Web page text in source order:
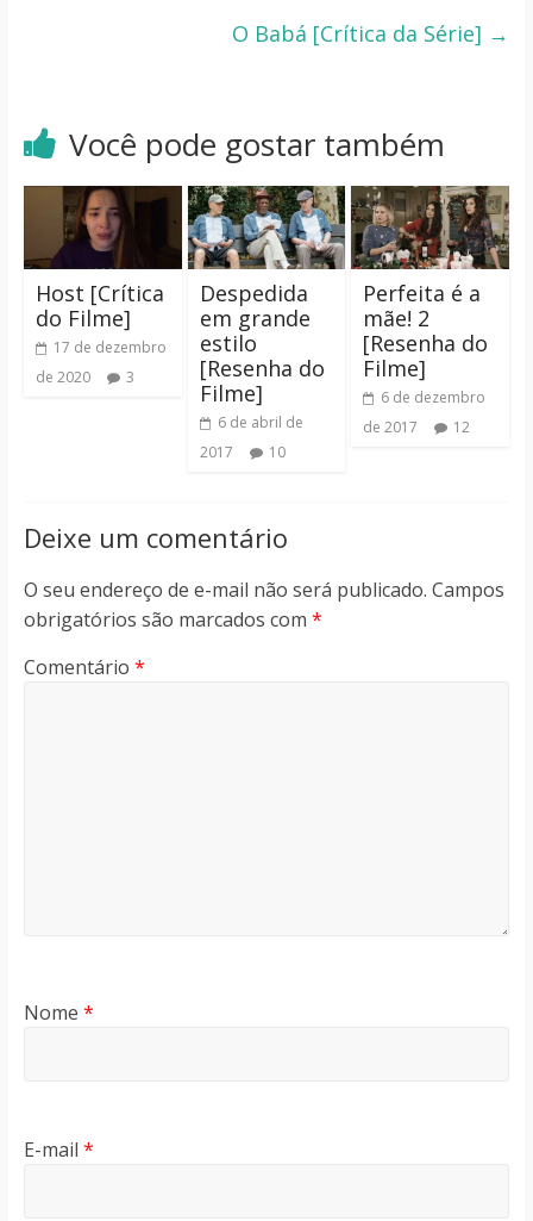
O Babá [Crítica da Série] →
Você pode gostar também
Host [Crítica
do Filme]
17 de dezembro
de 2020
3
Despedida
em grande
estilo
[Resenha do
Filme]
6 de abril de
2017
10
Perfeita é a
mãe! 2
[Resenha do
Filme]
6 de dezembro
de 2017
12
Deixe um comentário
O seu endereço de e-mail não será publicado. Campos
obrigatórios são marcados com *
Comentário *
Nome *
E-mail *